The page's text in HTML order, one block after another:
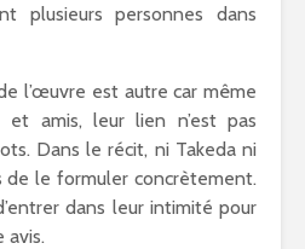
plusieurs personnes dans
l’œuvre est autre car même
et amis, leur lien n’est pas
Dans le récit, ni Takeda ni
de le formuler concrètement.
dans leur intimité pour
avis.